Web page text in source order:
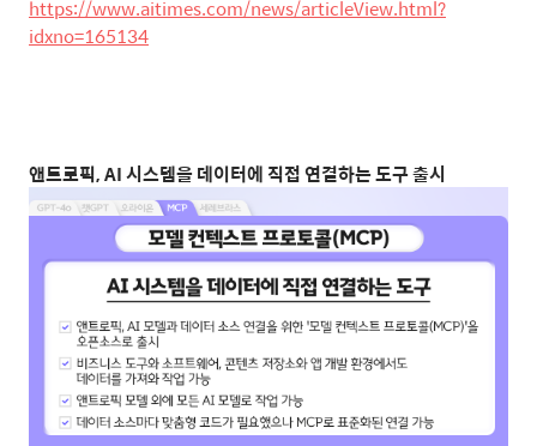
https://www.aitimes.com/news/articleView.html?
idxno=165134
앤트로픽, AI시스템을 데이터에 직접 연결하는 도구 출시